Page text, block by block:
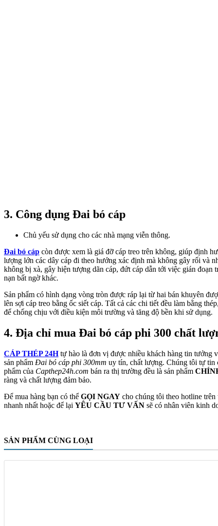
3. Công dụng Đai bó cáp
Chủ yếu sử dụng cho các nhà mạng viễn thông.
Đai bó cáp còn được xem là giá đỡ cáp treo trên không, giúp định
lượng lớn các dây cáp đi theo hướng xác định mà không gây rối và
không bị xà, gây hiện tượng dãn cáp, đứt cáp dẫn tới việc gián đoạn
nạn bất ngờ khác.
Sản phẩm có hình dạng vòng tròn được ráp lại từ hai bán khuyên
lên sợi cáp treo bằng ốc siết cáp. Tất cả các chi tiết đều làm bằng
để chống chịu với điều kiện môi trường và tăng độ bền khi sử dụng.
4. Địa chỉ mua Đai bó cáp phi 300 chất
CÁP THÉP 24Htự hào là đơn vị được nhiều khách hàng tin tưởng
sản phẩm Đai bó cáp phi 300mm uy tín, chất lượng. Chúng tôi tự tin
phẩm của Capthep24h.com bán ra thị trường đều là sản phẩm
ràng và chất lượng đảm bảo.
Để mua hàng bạn có thể GỌI NGAY cho chúng tôi theo hotline
nhanh nhất hoặc để lại YÊU CẦU TƯ VẤN sẽ có nhân viên kinh
SẢN PHẨM CÙNG LOẠI